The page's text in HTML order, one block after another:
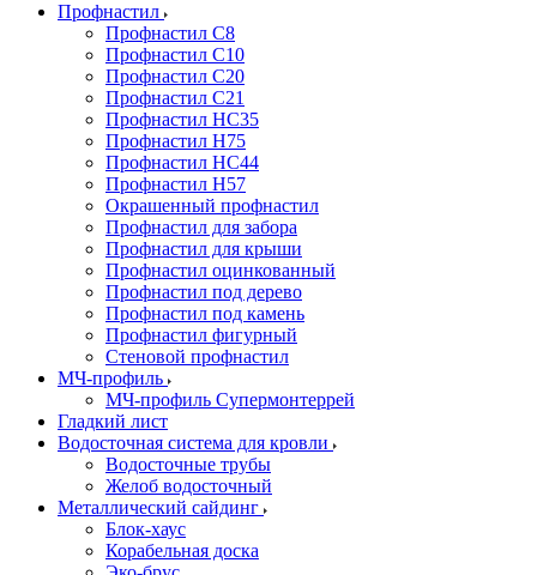
Профнастил
Профнастил С8
Профнастил С10
Профнастил С20
Профнастил С21
Профнастил НС35
Профнастил Н75
Профнастил HC44
Профнастил Н57
Окрашенный профнастил
Профнастил для забора
Профнастил для крыши
Профнастил оцинкованный
Профнастил под дерево
Профнастил под камень
Профнастил фигурный
Стеновой профнастил
МЧ-профиль
МЧ-профиль Супермонтеррей
Гладкий лист
Водосточная система для кровли
Водосточные трубы
Желоб водосточный
Металлический сайдинг
Блок-хаус
Корабельная доска